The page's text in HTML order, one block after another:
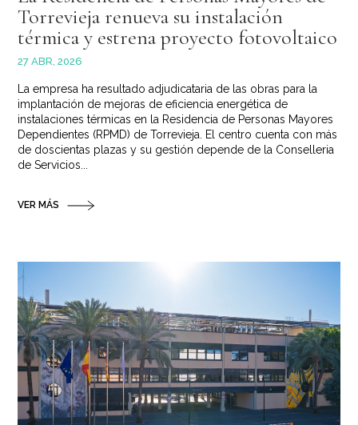
Torrevieja renueva su instalación
térmica y estrena proyecto fotovoltaico
27 ABR, 2026
La empresa ha resultado adjudicataria de las obras para la
implantación de mejoras de eficiencia energética de
instalaciones térmicas en la Residencia de Personas Mayores
Dependientes (RPMD) de Torrevieja. El centro cuenta con más
de doscientas plazas y su gestión depende de la Conselleria
de Servicios...
VER MÁS